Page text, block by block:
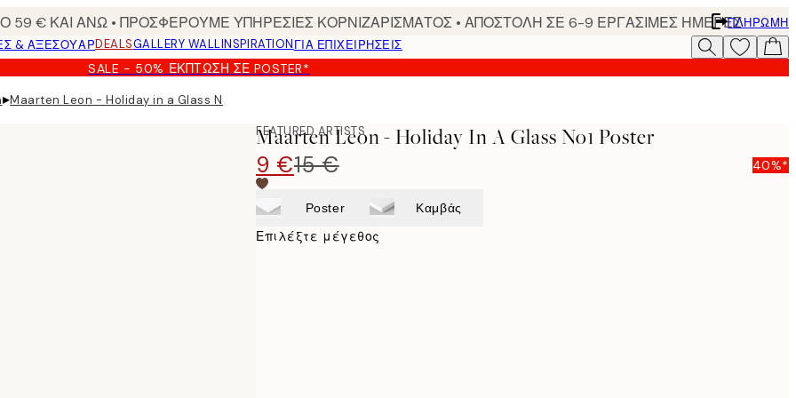
€ ΚΑΙ ΑΝΩ • ΠΡΟΣΦΕΡΟΥΜΕ ΥΠΗΡΕΣΙΕΣ ΚΟΡΝΙΖΑΡΙΣΜΑΤΟΣ • ΑΠΟΣΤΟΛΗ ΣΕ 6-9 ΕΡΓΑΣΙΜΕΣ ΗΜΕΡΕΣΠΛΗΡΩΜΉ
& ΑΞΕΣΟΥΆΡDEALSGALLERY WALLINSPIRATIONΓΙΑ ΕΠΙΧΕΙΡΗΣΕΙΣ
SALE - 50% ΈΚΠΤΩΣΗ ΣΕ POSTER*
▸Maarten Leon - Holiday in a Glass No1 Poster
FEATURED ARTISTS
Maarten Leon - Holiday In A Glass No1 Poster
9 €15 € 40%*
Poster Καμβάς
Επιλέξτε μέγεθος